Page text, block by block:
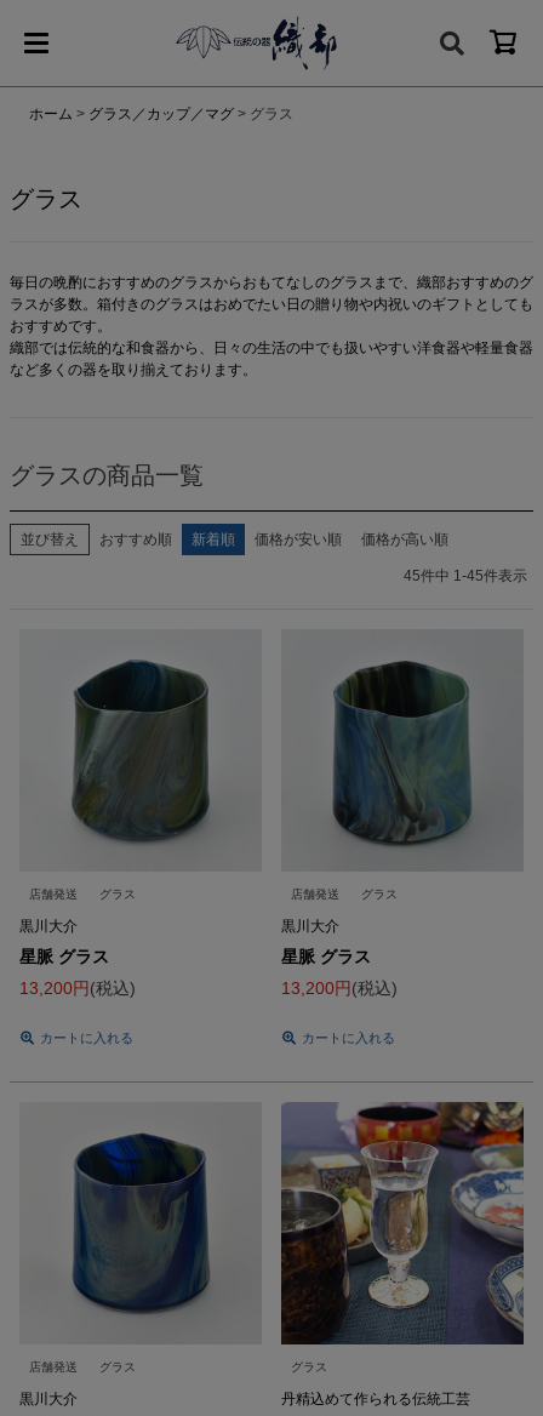
ホーム グラス／カップ／マグ グラス
グラス
毎日の晩酌におすすめのグラスからおもてなしのグラスまで、織部おすすめのグ
ラスが多数。箱付きのグラスはおめでたい日の贈り物や内祝いのギフトとしても
おすすめです。
織部では伝統的な和食器から、日々の生活の中でも扱いやすい洋食器や軽量食器
など多くの器を取り揃えております。
グラスの商品一覧
並び替え おすすめ順 新着順 価格が安い順 価格が高い順
45件中 1 -45件表示
店舗発送 グラス
黒川大介
星脈 グラス
13,200
税込
カートに入れる
店舗発送 グラス
黒川大介
星脈 グラス
13,200
税込
カートに入れる
店舗発送 グラス
黒川大介
グラス
丹精込めて作られる伝統工芸